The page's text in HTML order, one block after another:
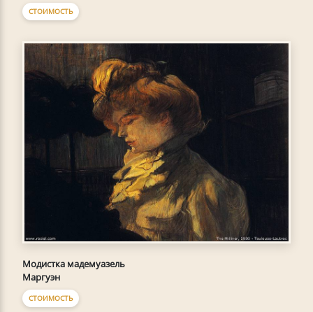
СТОИМОСТЬ
Модистка мадемуазель
Маргуэн
СТОИМОСТЬ